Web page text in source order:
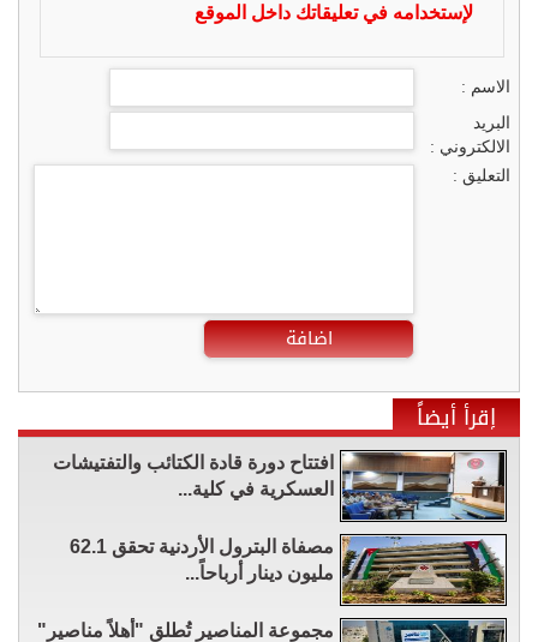
لإستخدامه في تعليقاتك داخل الموقع
الاسم :
البريد
الالكتروني :
التعليق :
اضافة
إقرأ أيضاً
افتتاح دورة قادة الكتائب والتفتيشات
العسكرية في كلية...
مصفاة البترول الأردنية تحقق 62.1
مليون دينار أرباحاً...
مجموعة المناصير تُطلق "أهلاً مناصير"